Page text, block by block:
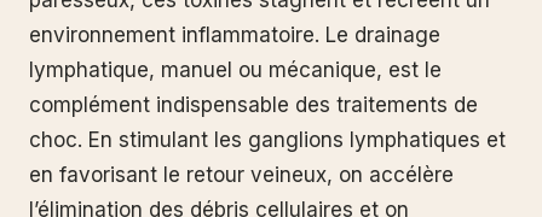
environnement inflammatoire. Le drainage
lymphatique, manuel ou mécanique, est le
complément indispensable des traitements de
choc. En stimulant les ganglions lymphatiques et
en favorisant le retour veineux, on accélère
l’élimination des débris cellulaires et on